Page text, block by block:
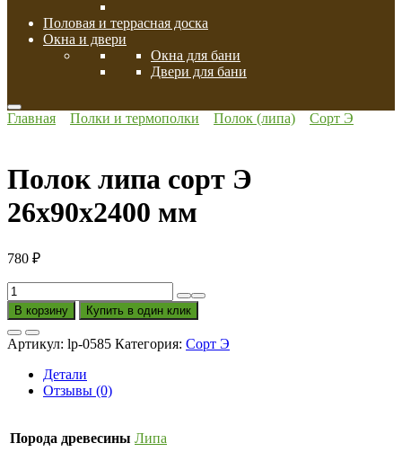
Половая и террасная доска
Окна и двери
Окна для бани
Двери для бани
Главная Полки и термополки Полок (липа) Сорт Э
Полок липа сорт Э
26x90x2400 мм
780 ₽
Количество
товара
Полок
липа
сорт
26x90x2400
В корзину Купить в один клик
Артикул: lp-0585 Категория: Сорт Э
Детали
Отзывы (0)
Порода древесины Липа